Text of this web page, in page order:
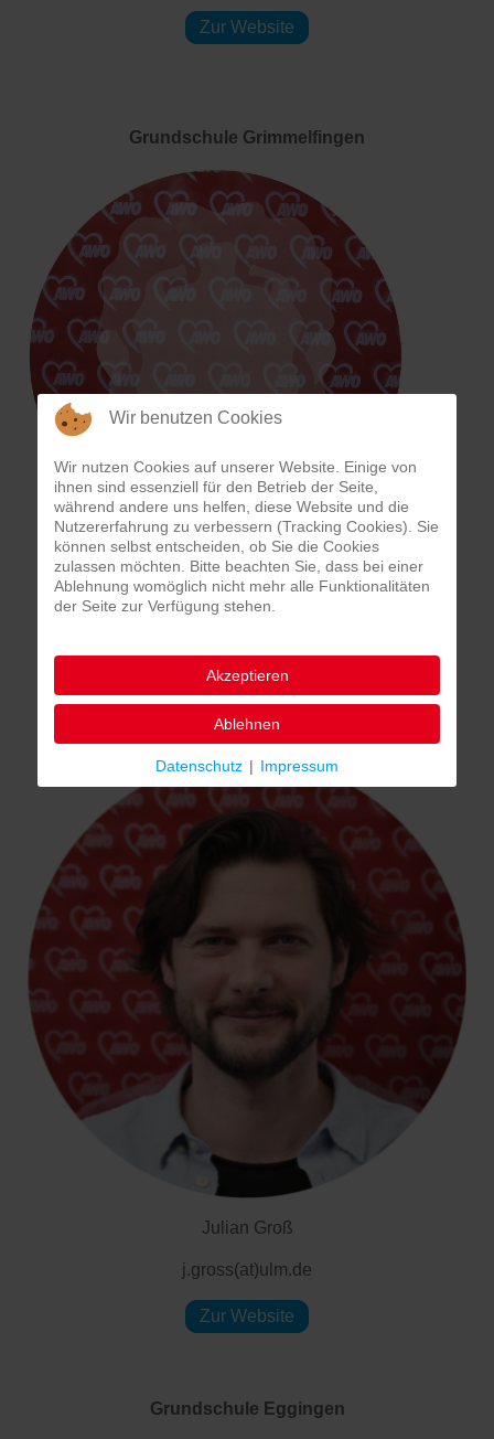
Zur Website
Grundschule Grimmelfingen
Leonie Pfersich
l.pfersich(at)ulm.de
Zur Website
Grundschule Grimmelfingen
Julian Groß
j.gross(at)ulm.de
Zur Website
Grundschule Eggingen
Wir benutzen Cookies
Wir nutzen Cookies auf unserer Website. Einige von
ihnen sind essenziell für den Betrieb der Seite,
während andere uns helfen, diese Website und die
Nutzererfahrung zu verbessern (Tracking Cookies). Sie
können selbst entscheiden, ob Sie die Cookies
zulassen möchten. Bitte beachten Sie, dass bei einer
Ablehnung womöglich nicht mehr alle Funktionalitäten
der Seite zur Verfügung stehen.
Akzeptieren
Ablehnen
Datenschutz | Impressum